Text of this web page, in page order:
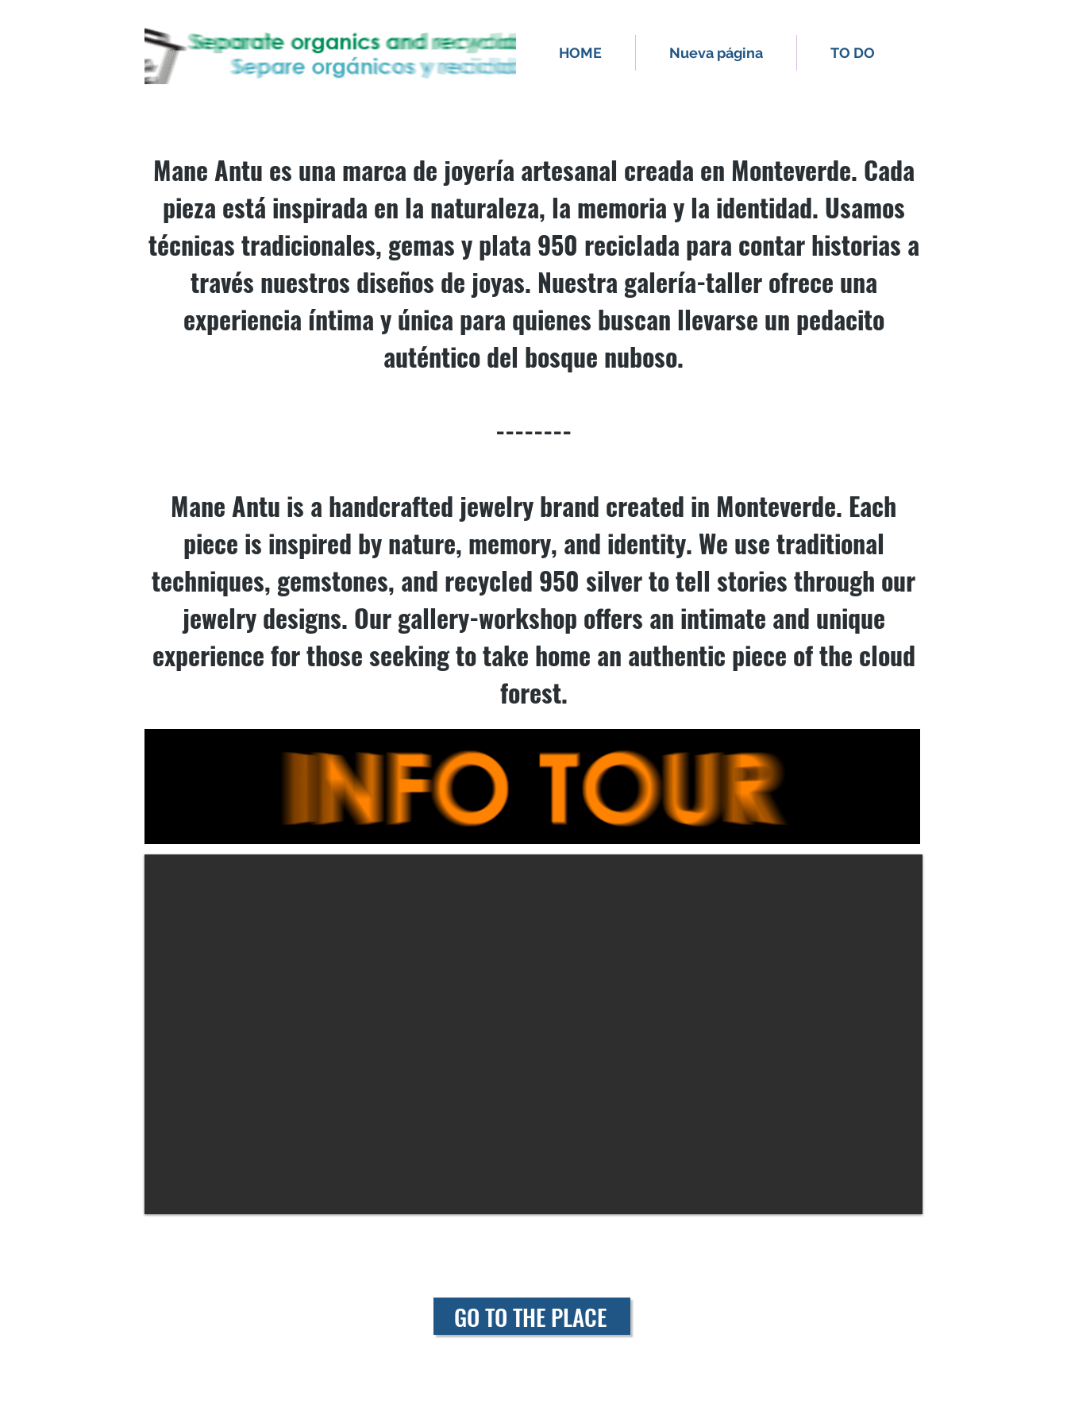
HOME Nueva página TO DO
Mane Antu es una marca de joyería artesanal creada en Monteverde. Cada
pieza está inspirada en la naturaleza, la memoria y la identidad. Usamos
técnicas tradicionales, gemas y plata 950 reciclada para contar historias a
través nuestros diseños de joyas. Nuestra galería-taller ofrece una
experiencia íntima y única para quienes buscan llevarse un pedacito
auténtico del bosque nuboso.
--------
Mane Antu is a handcrafted jewelry brand created in Monteverde. Each
piece is inspired by nature, memory, and identity. We use traditional
techniques, gemstones, and recycled 950 silver to tell stories through our
jewelry designs. Our gallery-workshop offers an intimate and unique
experience for those seeking to take home an authentic piece of the cloud
forest.
GO TO THE PLACE